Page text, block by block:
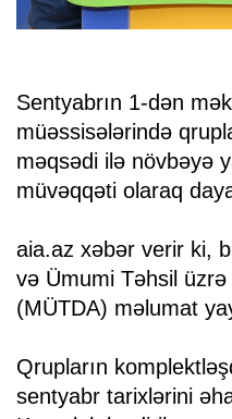
Sentyabrın 1-dən
müəssisələrində
məqsədi ilə növbəyə
müvəqqəti olaraq
aia.az xəbər verir ki,
və Ümumi Təhsil
(MÜTDA) məlumat
Qrupların
sentyabr tarixlərini